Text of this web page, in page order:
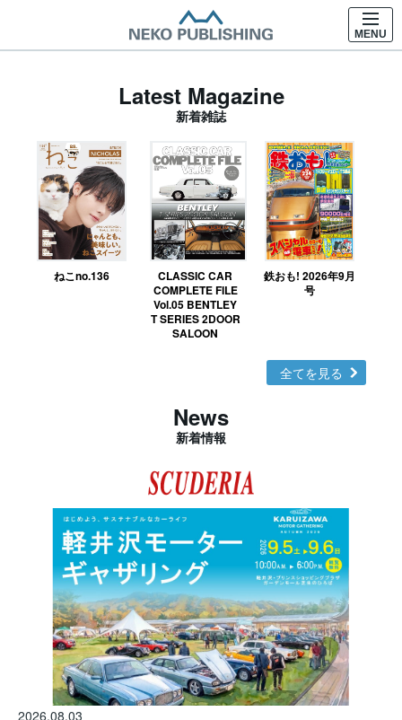
MENU
Latest Magazine
新着雑誌
ねこno.136
CLASSIC CAR
COMPLETE FILE
Vol.05 BENTLEY
T SERIES 2DOOR
SALOON
鉄おも! 2026年9月
号
全てを見る
News
新着情報
2026.08.03